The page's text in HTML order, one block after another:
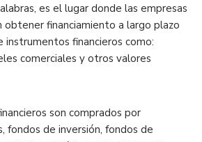
es el lugar donde las empresas
financiamiento a largo plazo
financieros como:
comerciales y otros valores
son comprados por
fondos de inversión, fondos de